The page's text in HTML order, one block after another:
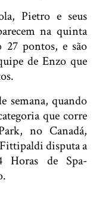
Pietro e seus
na quinta
27 pontos, e são
de Enzo que
semana, quando
que corre
no Canadá,
disputa a
Horas de Spa-